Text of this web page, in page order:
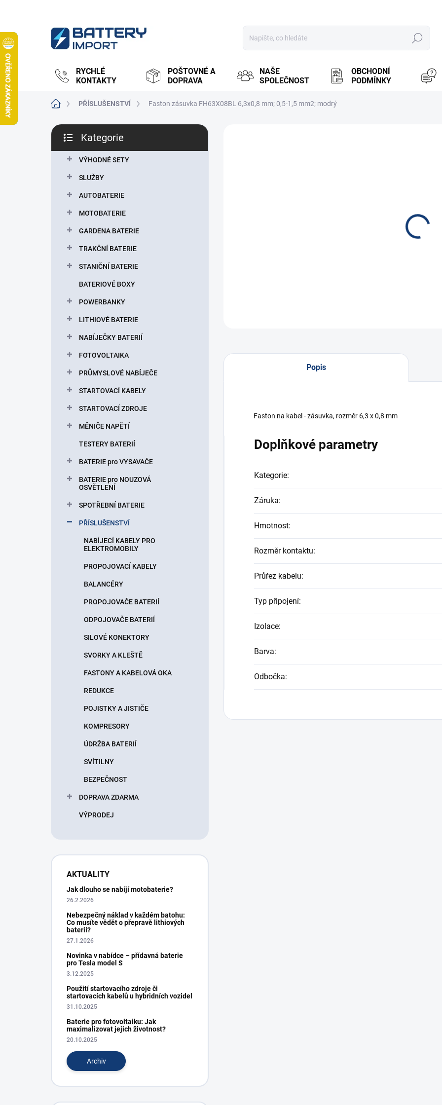
Hledat
RYCHLÉ
KONTAKTY
POŠTOVNÉ A
DOPRAVA
NAŠE
SPOLEČNOST
OBCHODNÍ
PODMÍNKY
Domů PŘÍSLUŠENSTVÍ Faston zásuvka FH63X08BL 6,3x0,8 mm; 0,5-1,5 mm2; modrý
P
s
kategorie
Kategorie
VÝHODNÉ SETY
SLUŽBY
AUTOBATERIE
MOTOBATERIE
GARDENA BATERIE
TRAKČNÍ BATERIE
STANIČNÍ BATERIE
BATERIOVÉ BOXY
POWERBANKY
LITHIOVÉ BATERIE
NABÍJEČKY BATERIÍ
FOTOVOLTAIKA
PRŮMYSLOVÉ NABÍJEČE
STARTOVACÍ KABELY
STARTOVACÍ ZDROJE
MĚNIČE NAPĚTÍ
TESTERY BATERIÍ
BATERIE pro VYSAVAČE
BATERIE pro NOUZOVÁ
OSVĚTLENÍ
SPOTŘEBNÍ BATERIE
PŘÍSLUŠENSTVÍ
NABÍJECÍ KABELY PRO
ELEKTROMOBILY
PROPOJOVACÍ KABELY
BALANCÉRY
PROPOJOVAČE BATERIÍ
ODPOJOVAČE BATERIÍ
SILOVÉ KONEKTORY
SVORKY A KLEŠTĚ
FASTONY A KABELOVÁ OKA
REDUKCE
POJISTKY A JISTIČE
KOMPRESORY
ÚDRŽBA BATERIÍ
SVÍTILNY
BEZPEČNOST
DOPRAVA ZDARMA
VÝPRODEJ
AKTUALITY
Jak dlouho se nabíjí motobaterie?
26.2.2026
Nebezpečný náklad v každém batohu:
Co musíte vědět o přepravě lithiových
baterií?
27.1.2026
Novinka v nabídce – přídavná baterie
pro Tesla model S
3.12.2025
Použití startovacího zdroje či
startovacích kabelů u hybridních vozidel
31.10.2025
Baterie pro fotovoltaiku: Jak
maximalizovat jejich životnost?
20.10.2025
Archiv
Popis
Faston na kabel - zásuvka, rozměr 6,3 x 0,8 mm
Doplňkové parametry
Kategorie:
Záruka:
Hmotnost:
Rozměr kontaktu:
Průřez kabelu:
Typ připojení:
Izolace:
Barva:
Odbočka: